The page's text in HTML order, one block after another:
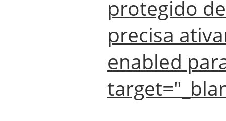
protegido
precisa
enabled